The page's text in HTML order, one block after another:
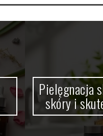
Pielęgnacja
skóry i